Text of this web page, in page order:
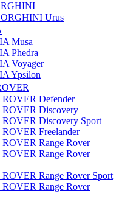
Urus
Musa
Phedra
Voyager
Ypsilon
Defender
Discovery
Discovery Sport
Freelander
Range Rover
Range Rover
Range Rover Sport
Range Rover